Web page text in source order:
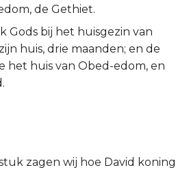
de Gethiet.
Gods bij het huisgezin van
huis, drie maanden; en de
het huis van Obed-edom, en
zagen wij hoe David koning